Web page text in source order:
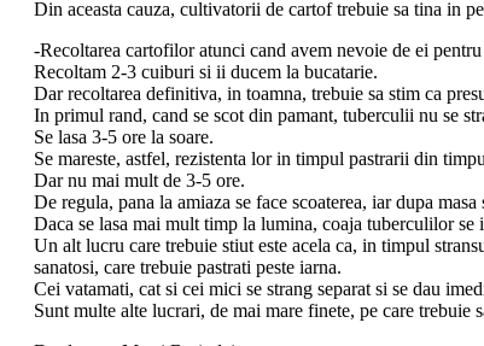
Din aceasta cauza, cultivatorii de cartof trebuie sa tina in
-Recoltarea cartofilor atunci cand avem nevoie de ei
Recoltam 2-3 cuiburi si ii ducem la bucatarie.
Dar recoltarea definitiva, in toamna, trebuie sa stim ca
In primul rand, cand se scot din pamant, tuberculii nu se
Se lasa 3-5 ore la soare.
Se mareste, astfel, rezistenta lor in timpul pastrarii din
Dar nu mai mult de 3-5 ore.
De regula, pana la amiaza se face scoaterea, iar dupa
Daca se lasa mai mult timp la lumina, coaja tuberculilor se
Un alt lucru care trebuie stiut este acela ca, in timpul
sanatosi, care trebuie pastrati peste iarna.
Cei vatamati, cat si cei mici se strang separat si se dau
Sunt multe alte lucrari, de mai mare finete, pe care